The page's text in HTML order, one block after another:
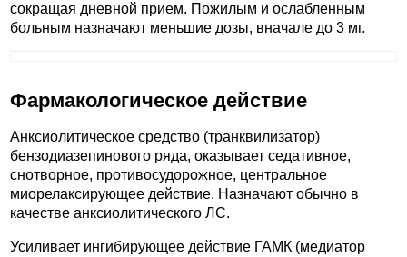
сокращая дневной прием. Пожилым и ослабленным
больным назначают меньшие дозы, вначале до 3 мг.
Фармакологическое действие
Анксиолитическое средство (транквилизатор)
бензодиазепинового ряда, оказывает седативное,
снотворное, противосудорожное, центральное
миорелаксирующее действие. Назначают обычно в
качестве анксиолитического ЛС.
Усиливает ингибирующее действие ГАМК (медиатор